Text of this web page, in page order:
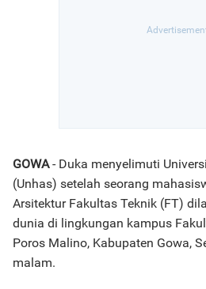
GOWA- Duka menyelimuti
(Unhas) setelah seorang
Arsitektur Fakultas Teknik (FT)
dunia di lingkungan kampus
Poros Malino, Kabupaten Gowa,
malam.